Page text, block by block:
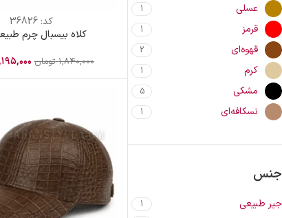
عسلی 1
قرمز 1
قهوه‌ای 2
کرم 1
مشکی 5
نسکافه‌ای 1
جنس
جیر طبیعی 1
کد: 36826
کلاه بیسبال چرم
۱,۸۴۰,۰۰۰ تومان